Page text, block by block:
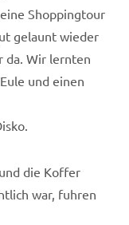
Shoppingtour
gelaunt wieder
da. Wir lernten
und einen
die Koffer
war, fuhren